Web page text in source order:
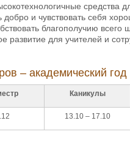
средства
добро и чувствовать себя
благополучию
развитие для учителей и
– академический
Каникулы
13.10 – 17.10